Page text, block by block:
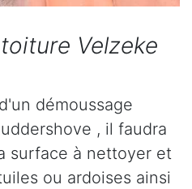
Velzeke
démoussage
, il faudra
surface à nettoyer et
ou ardoises ainsi